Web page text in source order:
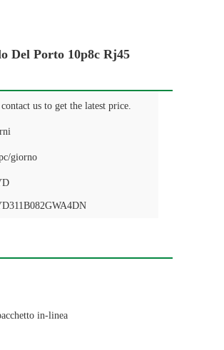
Del Porto 10p8c Rj45
contact us to get the latest price.
giorno
in-linea